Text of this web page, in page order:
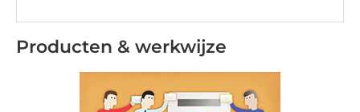
Producten & werkwijze